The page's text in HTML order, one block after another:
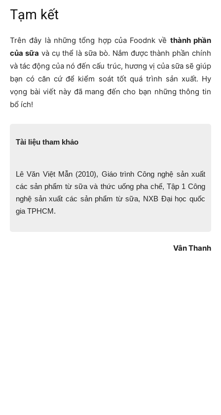
Tạm kết
Trên đây là những tổng hợp của Foodnk về thành phần
của sữa và cụ thể là sữa bò. Nắm được thành phần chính
và tác động của nó đến cấu trúc, hương vị của sữa sẽ giúp
bạn có căn cứ để kiểm soát tốt quá trình sản xuất. Hy
vọng bài viết này đã mang đến cho bạn những thông tin
bổ ích!
Tài liệu tham khảo
Lê Văn Việt Mẫn (2010), Giáo trình Công nghệ sản xuất
các sản phẩm từ sữa và thức uống pha chế, Tập 1 Công
nghệ sản xuất các sản phẩm từ sữa, NXB Đại học quốc
gia TPHCM.
Vân Thanh